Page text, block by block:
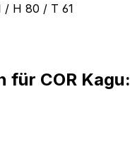
/ H 80 / T 61
für COR Kagu: